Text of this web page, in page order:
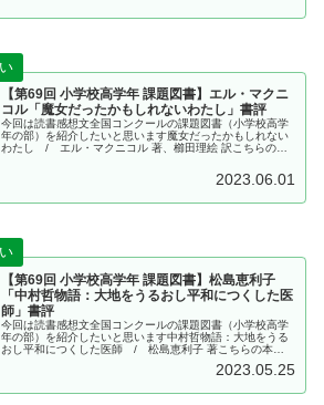
【第69回 小学校高学年 課題図書】エル・マクニ
コル「魔女だったかもしれないわたし」書評
今回は読書感想文全国コンクールの課題図書（小学校高学
年の部）を紹介したいと思います魔女だったかもしれない
わたし / エル・マクニコル 著、櫛田理絵 訳こちらの本
2023.06.01
【第69回 小学校高学年 課題図書】松島恵利子
「中村哲物語：大地をうるおし平和につくした医
師」書評
今回は読書感想文全国コンクールの課題図書（小学校高学
年の部）を紹介したいと思います中村哲物語：大地をうる
おし平和につくした医師 / 松島恵利子 著こちらの本
2023.05.25